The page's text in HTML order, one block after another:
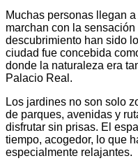
Muchas personas llegan
marchan con la
descubrimiento han sido
ciudad fue concebida
donde la naturaleza era
Palacio Real.
Los jardines no son solo
de parques, avenidas y
disfrutar sin prisas. El
tiempo, acogedor, lo que
especialmente relajantes.